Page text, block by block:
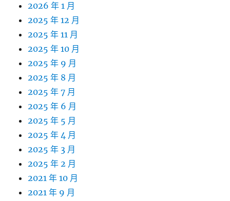
2026 年 1 月
2025 年 12 月
2025 年 11 月
2025 年 10 月
2025 年 9 月
2025 年 8 月
2025 年 7 月
2025 年 6 月
2025 年 5 月
2025 年 4 月
2025 年 3 月
2025 年 2 月
2021 年 10 月
2021 年 9 月